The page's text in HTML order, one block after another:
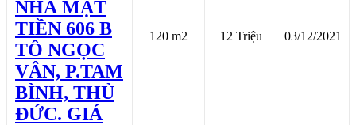
NHÀ MẶT
TIỀN 606 B
TÔ NGỌC
VÂN, P.TAM
BÌNH, THỦ
ĐỨC. GIÁ
120 m2 12 Triệu 03/12/2021